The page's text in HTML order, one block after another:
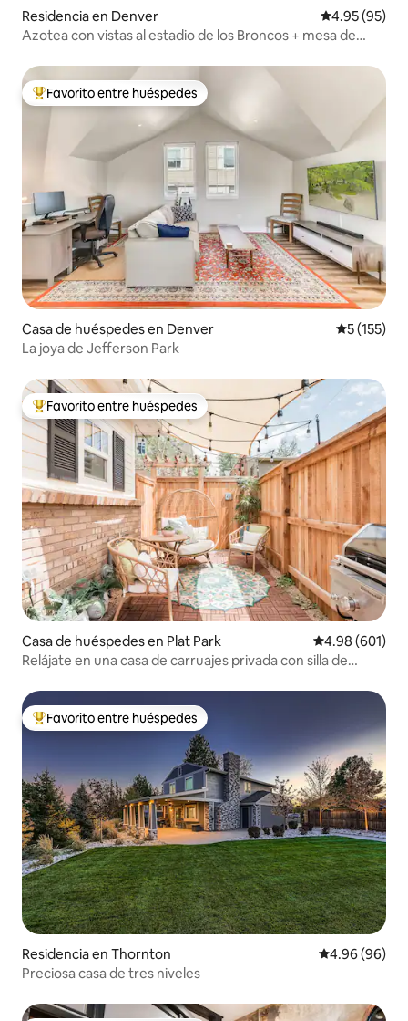
Residencia en Denver Calificación
4.95 (95)
Azotea con vistas al estadio de los Broncos + mesa de
De los mejores en Favorito entre huéspedes
Favorito entre huéspedes
Casa de huéspedes en Denver
5 (155)
La joya de Jefferson Park
De los mejores en Favorito entre huéspedes
Favorito entre huéspedes
Casa de huéspedes en Plat Park Calificación
4.98 (601)
Relájate en una casa de carruajes privada con silla de
De los mejores en Favorito entre huéspedes
Favorito entre huéspedes
Residencia en Thornton Calificación
4.96 (96)
Preciosa casa de tres niveles